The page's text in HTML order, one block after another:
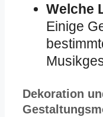
Welche
Einige
Dekoration